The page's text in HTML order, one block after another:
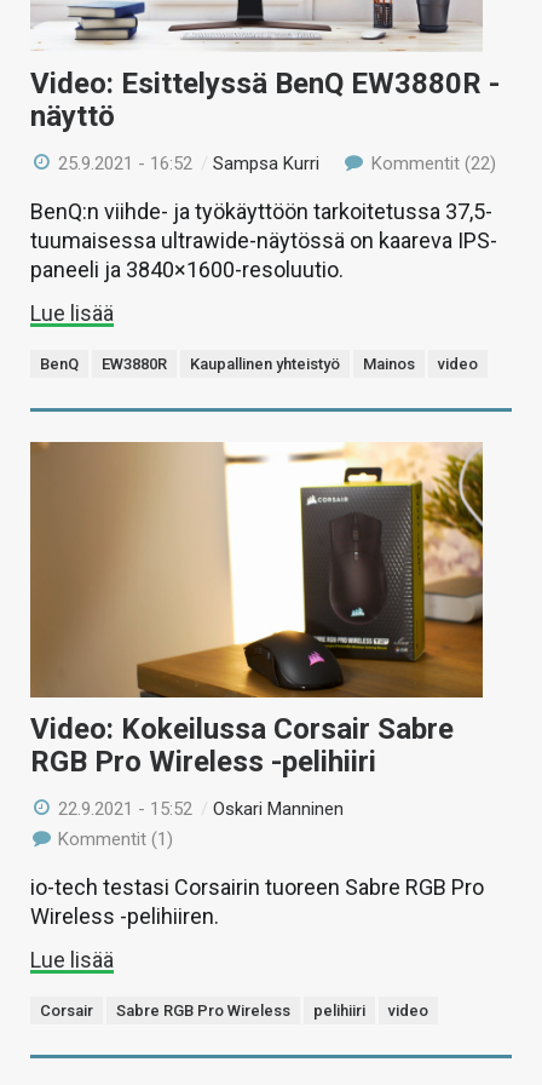
Video: Esittelyssä BenQ EW3880R -
näyttö
25.9.2021 - 16:52 /Sampsa Kurri Kommentit (22)
BenQ:n viihde- ja työkäyttöön tarkoitetussa 37,5-
tuumaisessa ultrawide-näytössä on kaareva IPS-
paneeli ja 3840×1600-resoluutio.
Lue lisää
BenQ EW3880R Kaupallinen yhteistyö Mainos video
Video: Kokeilussa Corsair Sabre
RGB Pro Wireless -pelihiiri
22.9.2021 - 15:52 /Oskari Manninen
Kommentit (1)
io-tech testasi Corsairin tuoreen Sabre RGB Pro
Wireless -pelihiiren.
Lue lisää
Corsair Sabre RGB Pro Wireless pelihiiri video